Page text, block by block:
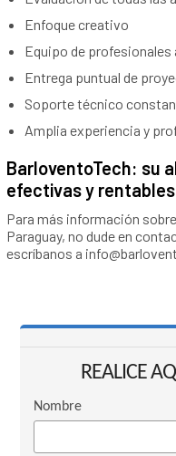
Enfoque creativo
Equipo de
Entrega puntual de
Soporte técnico
Amplia experiencia y
BarloventoTech: su
efectivas y
Para más información
Paraguay, no dude en
escríbanos a
REALICE
Nombre